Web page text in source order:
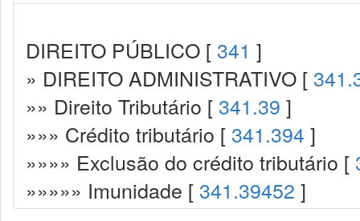
DIREITO PÚBLICO [ 341 ]
» DIREITO ADMINISTRATIVO [
»» Direito Tributário [ 341.39 ]
»»» Crédito tributário [ 341.394 ]
»»»» Exclusão do crédito tributário [
»»»»» Imunidade [ 341.39452 ]